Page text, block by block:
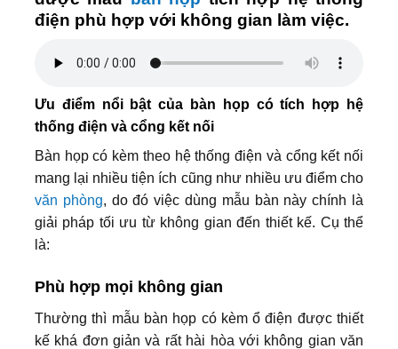
điện phù hợp với không gian làm việc.
Ưu điểm nổi bật của bàn họp có tích hợp hệ
thống điện và cổng kết nối
Bàn họp có kèm theo hệ thống điện và cổng kết nối
mang lại nhiều tiện ích cũng như nhiều ưu điểm cho
văn phòng, do đó việc dùng mẫu bàn này chính là
giải pháp tối ưu từ không gian đến thiết kế. Cụ thể
là:
Phù hợp mọi không gian
Thường thì mẫu bàn họp có kèm ổ điện được thiết
kế khá đơn giản và rất hài hòa với không gian văn